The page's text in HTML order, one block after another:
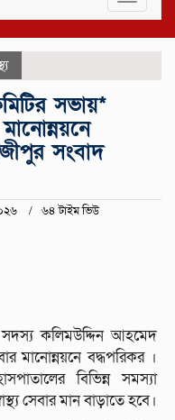
সভায়*
সংবাদ
৬৪ টাইম ভিউ
সদস্য কলিমউদ্দিন আহমেদ
মানোন্নয়নে বদ্ধপরিকর ।
বিভিন্ন সমস্যা
সেবার মান বাড়াতে হবে।